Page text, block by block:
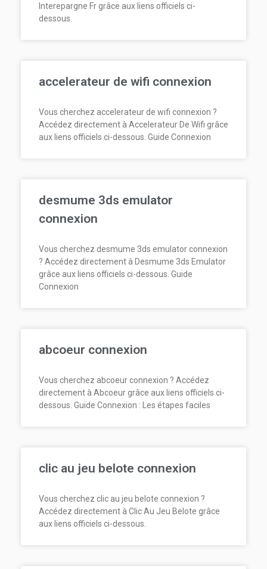
Interepargne Fr grâce aux liens officiels ci-
dessous.
accelerateur de wifi connexion
Vous cherchez accelerateur de wifi connexion ?
Accédez directement à Accelerateur De Wifi grâce
aux liens officiels ci-dessous. Guide Connexion
desmume 3ds emulator
connexion
Vous cherchez desmume 3ds emulator connexion
? Accédez directement à Desmume 3ds Emulator
grâce aux liens officiels ci-dessous. Guide
Connexion
abcoeur connexion
Vous cherchez abcoeur connexion ? Accédez
directement à Abcoeur grâce aux liens officiels ci-
dessous. Guide Connexion : Les étapes faciles
clic au jeu belote connexion
Vous cherchez clic au jeu belote connexion ?
Accédez directement à Clic Au Jeu Belote grâce
aux liens officiels ci-dessous.